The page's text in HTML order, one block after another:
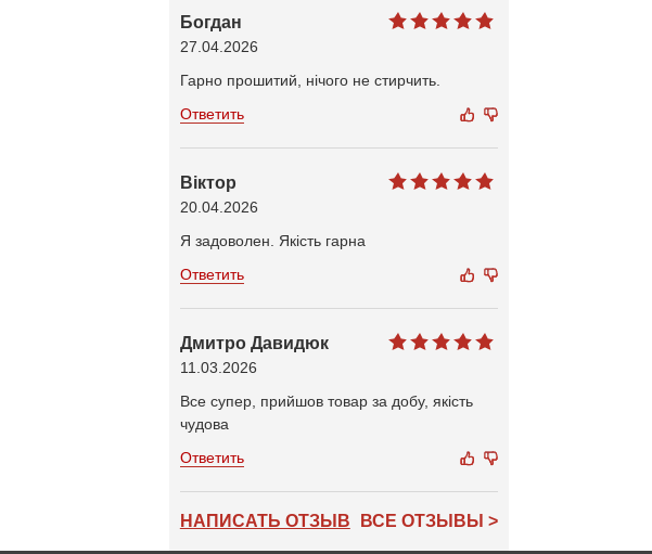
Богдан
27.04.2026
Гарно прошитий, нічого не стирчить.
Ответить
Віктор
20.04.2026
Я задоволен. Якість гарна
Ответить
Дмитро Давидюк
11.03.2026
Все супер, прийшов товар за добу, якість
чудова
Ответить
НАПИСАТЬ ОТЗЫВ ВСЕ ОТЗЫВЫ >